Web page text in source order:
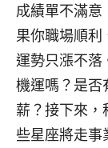
成績單不滿意
果你職場順利
運勢只漲不落
機運嗎？是否
薪？接下來，
些星座將走事